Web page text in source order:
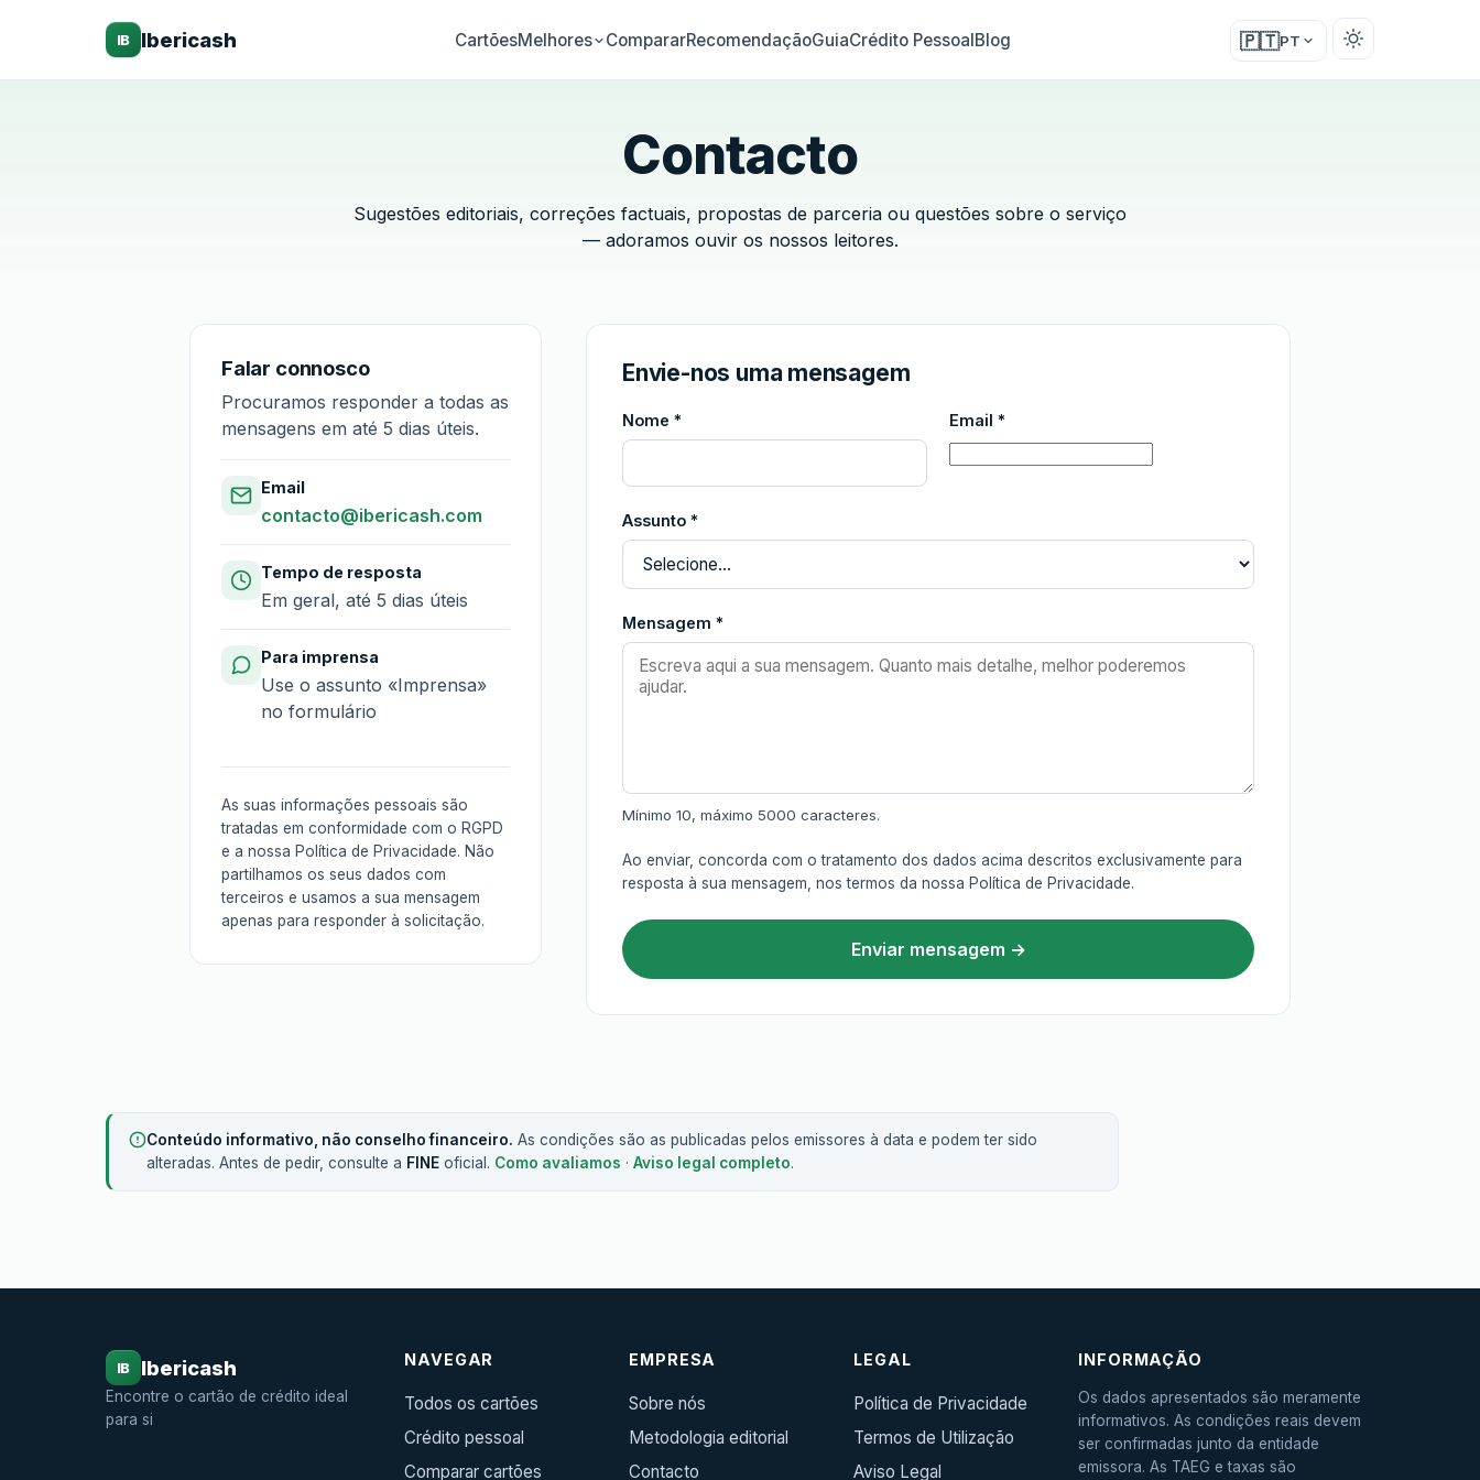
IB Ibericash CartõesMelhores CompararRecomendaçãoGuiaCrédito PessoalBlog 🇵🇹PT
Contacto
Sugestões editoriais, correções factuais, propostas de parceria ou questões sobre o serviço
— adoramos ouvir os nossos leitores.
Falar connosco
Procuramos responder a todas as
mensagens em até 5 dias úteis.
Email
contacto@ibericash.com
Tempo de resposta
Em geral, até 5 dias úteis
Para imprensa
Use o assunto «Imprensa»
no formulário
As suas informações pessoais são
tratadas em conformidade com o RGPD
e a nossa Política de Privacidade. Não
partilhamos os seus dados com
terceiros e usamos a sua mensagem
apenas para responder à solicitação.
Envie-nos uma mensagem
Nome * Email *
Assunto *
Mensagem *
Mínimo 10, máximo 5000 caracteres.
Ao enviar, concorda com o tratamento dos dados acima descritos exclusivamente para
resposta à sua mensagem, nos termos da nossa Política de Privacidade.
Enviar mensagem →
Conteúdo informativo, não conselho financeiro. As condições são as publicadas pelos emissores à data e podem ter sido
alteradas. Antes de pedir, consulte a FINE oficial. Como avaliamos · Aviso legal completo.
IB Ibericash
Encontre o cartão de crédito ideal
para si
NAVEGAR
Todos os cartões
Crédito pessoal
Comparar cartões
EMPRESA
Sobre nós
Metodologia editorial
Contacto
LEGAL
Política de Privacidade
Termos de Utilização
Aviso Legal
INFORMAÇÃO
Os dados apresentados são meramente
informativos. As condições reais devem
ser confirmadas junto da entidade
emissora. As TAEG e taxas são